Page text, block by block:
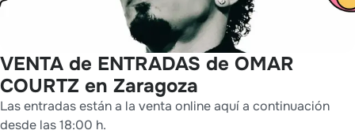
VENTA de ENTRADAS de OMAR
COURTZ en Zaragoza
Las entradas están a la venta online aquí a continuación
desde las 18:00 h.